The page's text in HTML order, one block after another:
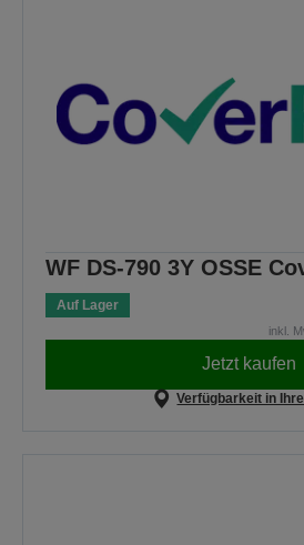
WF DS-790 3Y OSSE
Auf Lager
inkl.
Jetzt kaufen
Verfügbarkeit in